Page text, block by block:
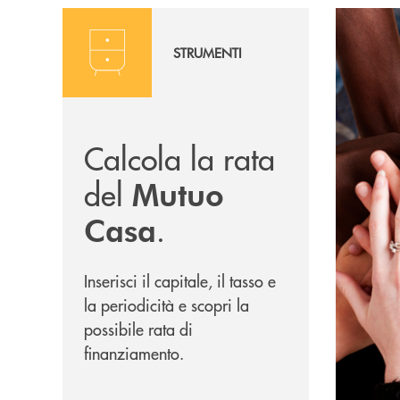
STRUMENTI
Calcola la rata
del Mutuo
Casa.
Inserisci il capitale, il tasso e
la periodicità e scopri la
possibile rata di
finanziamento.
Diventa